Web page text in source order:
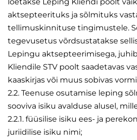
aktsepteerituks ja sõlmituks
tellimuskinnituse tingimustele.
tegevusetus võrdsustatakse
Lepingu aktsepteerimisega,
Kliendile STV poolt saadetavas
kaaskirjas või muus sobivas
2.2. Teenuse osutamise leping
sooviva isiku avalduse alusel,
2.2.1. füüsilise isiku ees- ja
juriidilise isiku nimi;